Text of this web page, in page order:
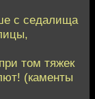
с седалища
том тяжек
(каменты